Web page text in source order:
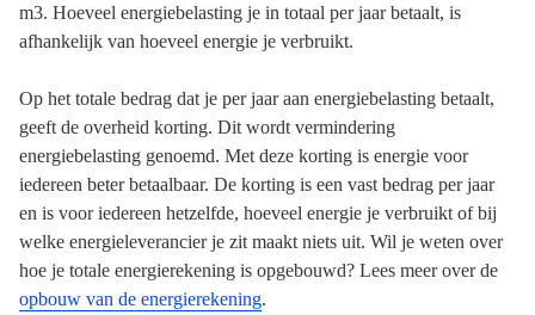
m3. Hoeveel energiebelasting je in totaal per jaar betaalt, is
afhankelijk van hoeveel energie je verbruikt.
Op het totale bedrag dat je per jaar aan energiebelasting betaalt,
geeft de overheid korting. Dit wordt vermindering
energiebelasting genoemd. Met deze korting is energie voor
iedereen beter betaalbaar. De korting is een vast bedrag per jaar
en is voor iedereen hetzelfde, hoeveel energie je verbruikt of bij
welke energieleverancier je zit maakt niets uit. Wil je weten over
hoe je totale energierekening is opgebouwd? Lees meer over de
opbouw van de energierekening.